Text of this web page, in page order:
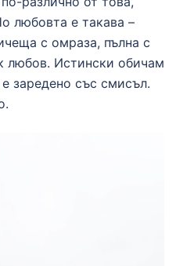
любовта е такава –
с омраза, пълна с
любов. Истински обичам
заредено със смисъл.